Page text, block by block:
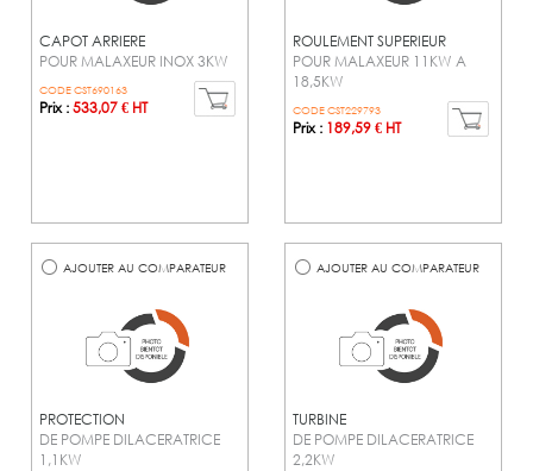
CAPOT ARRIERE
POUR MALAXEUR INOX 3KW
CODE CST690163
Prix :533,07 € HT
ROULEMENT SUPERIEUR
POUR MALAXEUR 11KW A
18,5KW
CODE CST229793
Prix : 189,59 € HT
AJOUTER AU COMPARATEUR
PROTECTION
DE POMPE DILACERATRICE
1,1KW
AJOUTER AU COMPARATEUR
TURBINE
DE POMPE DILACERATRICE
2,2KW